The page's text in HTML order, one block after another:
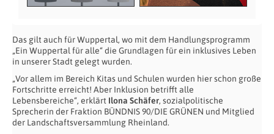
Das gilt auch für Wuppertal, wo mit dem Handlungsprogramm
„Ein Wuppertal für alle“ die Grundlagen für ein inklusives Leben
in unserer Stadt gelegt wurden.
„Vor allem im Bereich Kitas und Schulen wurden hier schon große
Fortschritte erreicht! Aber Inklusion betrifft alle
Lebensbereiche“, erklärt Ilona Schäfer, sozialpolitische
Sprecherin der Fraktion BÜNDNIS 90/DIE GRÜNEN und Mitglied
der Landschaftsversammlung Rheinland.